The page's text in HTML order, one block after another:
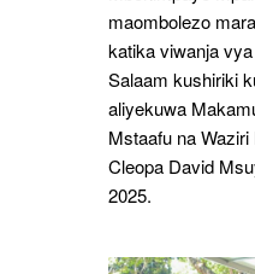
maombolezo
katika viwanja
Salaam kushiriki
aliyekuwa
Mstaafu na
Cleopa David
2025.